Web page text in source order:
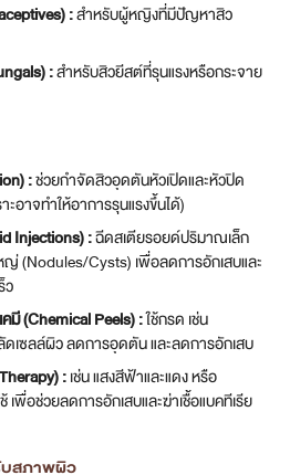
สภาพผิว
หารอยแดง (Post-Inflammatory
Inflammatory Hyperpigmentation –
รักษาด้วยเลเซอร์เป็นทางเลือกที่มี
เป็นเทคโนโลยีเลเซอร์ที่ปล่อยพลังงานสูง
านวินาที) เพื่อแตกเม็ดสีส่วนเกินใต้ผิวหนังให้
ไปได้ง่าย เหมาะสำหรับการรักษารอยดำ
ามารถกระตุ้นการสร้างคอลลาเจนในโหมด
ให้เรียบเนียน ลดรูขุมขน และรักษาหลุมสิว
Toning, Pico-Zoom, Fractional
ญหาผิว DSK Clinic มีบริการ Pico Laser
อร์แสงสีแดง (ความยาวคลื่น 675 nm) ที่
อลลาเจนและอีลาสตินโดยตรงในชั้น
ดริ้วรอย ลดรูขุมขน ลดหลุมสิวตื้นๆ เพิ่ม